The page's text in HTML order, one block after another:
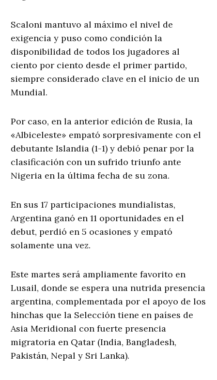
Scaloni mantuvo al máximo el nivel de
exigencia y puso como condición la
disponibilidad de todos los jugadores al
ciento por ciento desde el primer partido,
siempre considerado clave en el inicio de un
Mundial.
Por caso, en la anterior edición de Rusia, la
«Albiceleste» empató sorpresivamente con el
debutante Islandia (1-1) y debió penar por la
clasificación con un sufrido triunfo ante
Nigeria en la última fecha de su zona.
En sus 17 participaciones mundialistas,
Argentina ganó en 11 oportunidades en el
debut, perdió en 5 ocasiones y empató
solamente una vez.
Este martes será ampliamente favorito en
Lusail, donde se espera una nutrida presencia
argentina, complementada por el apoyo de los
hinchas que la Selección tiene en países de
Asia Meridional con fuerte presencia
migratoria en Qatar (India, Bangladesh,
Pakistán, Nepal y Sri Lanka).